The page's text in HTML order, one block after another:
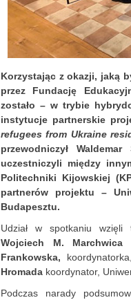
Korzystając z okazji, jaką
przez Fundację
zostało – w trybie
instytucje partnerskie
refugees from Ukraine
przewodniczył
uczestniczyli między
Politechniki Kijowskiej
partnerów projektu –
Budapesztu.
Udział w spotkaniu
Wojciech M. Marchwica
Frankowska,
Hromada koordynator,
Podczas narady